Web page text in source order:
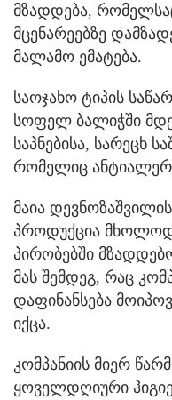
მზადდება,
მცენარეებზე
მალამო ემატება.
საოჯახო ტიპის
სოფელ ბალიჭში
საპნებისა, სარეცხ
რომელიც
მაია
პროდუქცია მხოლოდ
პირობებში
მას შემდეგ, რაც
დაფინანსება
იქცა.
კომპანიის მიერ
ყოველდღიური